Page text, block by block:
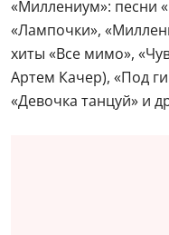
«Миллениум»: песни
«Лампочки»,
хиты «Все мимо»,
Артем Качер), «Под
«Девочка танцуй» и